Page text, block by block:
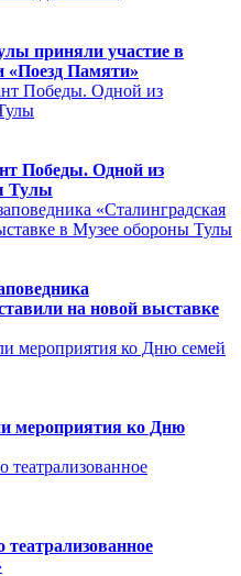
приняли участие в
«Поезд Памяти»
Победы. Одной из
Тулы
на новой выставке
мероприятия ко Дню